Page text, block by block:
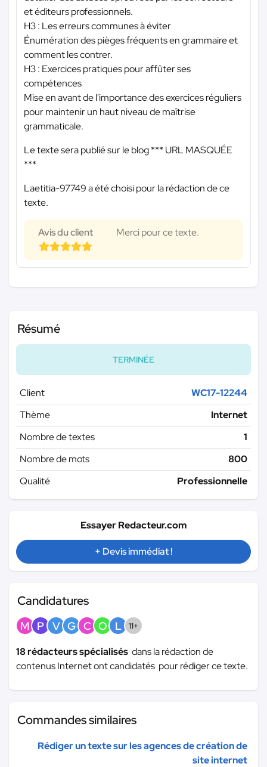
et éditeurs professionnels.
H3 : Les erreurs communes à éviter
Énumération des pièges fréquents en grammaire et
comment les contrer.
H3 : Exercices pratiques pour affûter ses
compétences
Mise en avant de l'importance des exercices réguliers
pour maintenir un haut niveau de maîtrise
grammaticale.
Le texte sera publié sur le blog*** URL MASQUÉE
***
Laetitia-97749 a été choisi pour la rédaction de ce
texte.
Avis du client Merci pour ce texte.
Résumé
TERMINÉE
Client
WC17-12244
Thème
Internet
Nombre de textes
1
Nombre de mots
800
Qualité
Professionnelle
Essayer Redacteur.com
+ Devis immédiat !
Candidatures
M P V G C O L 11+
18 rédacteurs spécialisés dans la rédaction de
contenus Internet ont candidatés pour rédiger ce texte.
Commandes similaires
Rédiger un texte sur les agences de création de
site internet